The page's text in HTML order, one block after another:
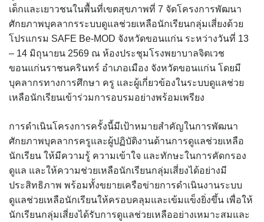
เด็กและเยาวชนในพื้นที่เขตสุขภาพที่ 7 จัดโครงการพัฒนา
ศักยภาพบุคลากรระบบดูแลช่วยเหลือนักเรียนกลุ่มเสี่ยงด้วย
โปรแกรม SAFE Be-MOD จังหวัดขอนแก่น ระหว่างวันที่ 13
– 14 มิถุนายน 2569 ณ ห้องประชุมโรงพยาบาลจิตเวช
ขอนแก่นราชนครินทร์ อำเภอเมือง จังหวัดขอนแก่น โดยมี
บุคลากรทางการศึกษา ครู และผู้เกี่ยวข้องในระบบดูแลช่วย
เหลือนักเรียนเข้าร่วมการอบรมอย่างพร้อมเพรียง
การดำเนินโครงการครั้งนี้มีเป้าหมายสำคัญในการพัฒนา
ศักยภาพบุคลากรครูและผู้ปฏิบัติงานด้านการดูแลช่วยเหลือ
นักเรียน ให้มีความรู้ ความเข้าใจ และทักษะในการคัดกรอง
ดูแล และให้ความช่วยเหลือนักเรียนกลุ่มเสี่ยงได้อย่างมี
ประสิทธิภาพ พร้อมทั้งขยายเครือข่ายการดำเนินงานระบบ
ดูแลช่วยเหลือนักเรียนให้ครอบคลุมและเข้มแข็งยิ่งขึ้น เพื่อให้
นักเรียนกลุ่มเสี่ยงได้รับการดูแลช่วยเหลืออย่างเหมาะสมและ